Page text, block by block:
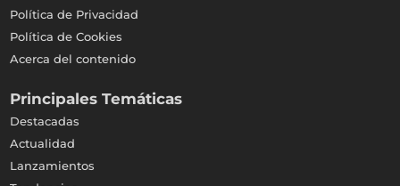
Política de Privacidad
Política de Cookies
Acerca del contenido
Principales Temáticas
Destacadas
Actualidad
Lanzamientos